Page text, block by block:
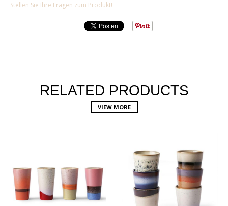
Stellen Sie Ihre Fragen zum Produkt!
RELATED PRODUCTS
VIEW MORE